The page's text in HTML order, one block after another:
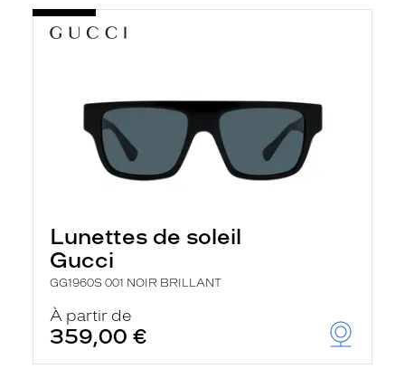
Lunettes de soleil
Gucci
GG1960S 001 NOIR BRILLANT
À partir de
359,00 €